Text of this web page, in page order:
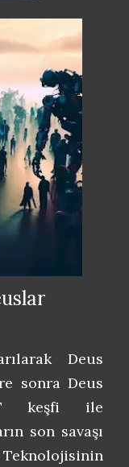
Deus
sonra Deus
keşfi ile
son savaşı